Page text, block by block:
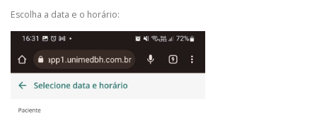
Escolha a data e o horário: